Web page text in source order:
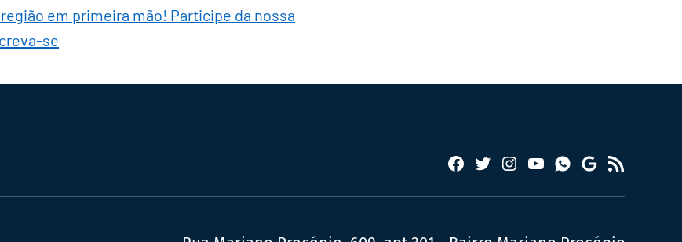
em primeira mão! Participe da nossa
se
Facebook
TwitterInstagram
YouTubeWhatsapp
Google
News
RSS